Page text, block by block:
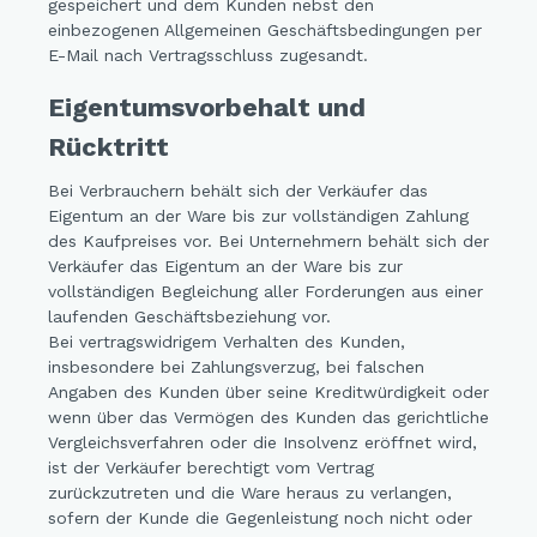
gespeichert und dem Kunden nebst den
einbezogenen Allgemeinen Geschäftsbedingungen per
E-Mail nach Vertragsschluss zugesandt.
Eigentumsvorbehalt und
Rücktritt
Bei Verbrauchern behält sich der Verkäufer das
Eigentum an der Ware bis zur vollständigen Zahlung
des Kaufpreises vor. Bei Unternehmern behält sich der
Verkäufer das Eigentum an der Ware bis zur
vollständigen Begleichung aller Forderungen aus einer
laufenden Geschäftsbeziehung vor.
Bei vertragswidrigem Verhalten des Kunden,
insbesondere bei Zahlungsverzug, bei falschen
Angaben des Kunden über seine Kreditwürdigkeit oder
wenn über das Vermögen des Kunden das gerichtliche
Vergleichsverfahren oder die Insolvenz eröffnet wird,
ist der Verkäufer berechtigt vom Vertrag
zurückzutreten und die Ware heraus zu verlangen,
sofern der Kunde die Gegenleistung noch nicht oder